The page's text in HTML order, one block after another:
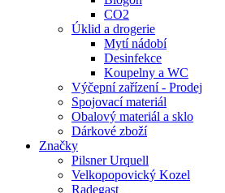
CO2
Úklid a drogerie
Mytí nádobí
Desinfekce
Koupelny a WC
Výčepní zařízení - Prodej
Spojovací materiál
Obalový materiál a sklo
Dárkové zboží
Značky
Pilsner Urquell
Velkopopovický Kozel
Radegast